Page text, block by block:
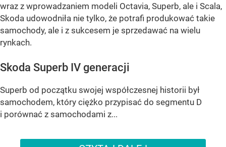
wraz z wprowadzaniem modeli Octavia, Superb, ale i Scala,
Skoda udowodniła nie tylko, że potrafi produkować takie
samochody, ale i z sukcesem je sprzedawać na wielu
rynkach.
Skoda Superb IV generacji
Superb od początku swojej współczesnej historii był
samochodem, który ciężko przypisać do segmentu D
i porównać z samochodami z...